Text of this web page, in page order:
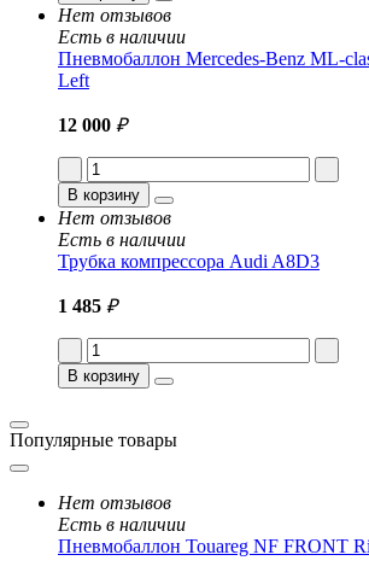
Нет отзывов
Есть в наличии
Пневмобаллон Mercedes-Benz ML-
Left
12 000 ₽
В корзину
Нет отзывов
Есть в наличии
Трубка компрессора Audi A8D3
1 485 ₽
В корзину
Популярные товары
Нет отзывов
Есть в наличии
Пневмобаллон Touareg NF FRONT